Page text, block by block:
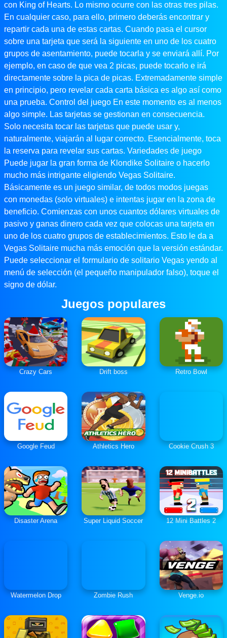
con King of Hearts. Lo mismo ocurre con las otras tres pilas.
En cualquier caso, para ello, primero deberás encontrar y
repartir cada una de estas cartas. Cuando pasa el cursor
sobre una tarjeta que será la siguiente en uno de los cuatro
grupos de asentamiento, puede tocarla y se enviará allí. Por
ejemplo, en caso de que vea 2 picas, puede tocarlo e irá
directamente sobre la pica de picas. Extremadamente simple
en principio, pero revelar cada carta básica es algo así como
una prueba. Control del juego En este momento es al menos
algo simple. Las tarjetas se gestionan en consecuencia.
Solo necesita tocar las tarjetas que puede usar y,
naturalmente, viajarán al lugar correcto. Esencialmente, toca
la reserva para revelar sus cartas. Variedades de juego
Puede jugar la gran forma de Klondike Solitaire o hacerlo
mucho más intrigante eligiendo Vegas Solitaire.
Básicamente es un juego similar, de todos modos juegas
con monedas (solo virtuales) e intentas jugar en la zona de
beneficio. Comienzas con unos cuantos dólares virtuales de
pasivo y ganas dinero cada vez que colocas una tarjeta en
uno de los cuatro grupos de establecimientos. Esto le da a
Vegas Solitaire mucha más emoción que la versión estándar.
Puede seleccionar el formulario de solitario Vegas yendo al
menú de selección (el pequeño manipulador falso), toque el
signo de dólar.
Juegos populares
Crazy Cars Drift boss Retro Bowl
Google Feud Athletics Hero Cookie Crush 3
Disaster Arena Super Liquid Soccer 12 Mini Battles 2
Watermelon Drop Zombie Rush Venge.io